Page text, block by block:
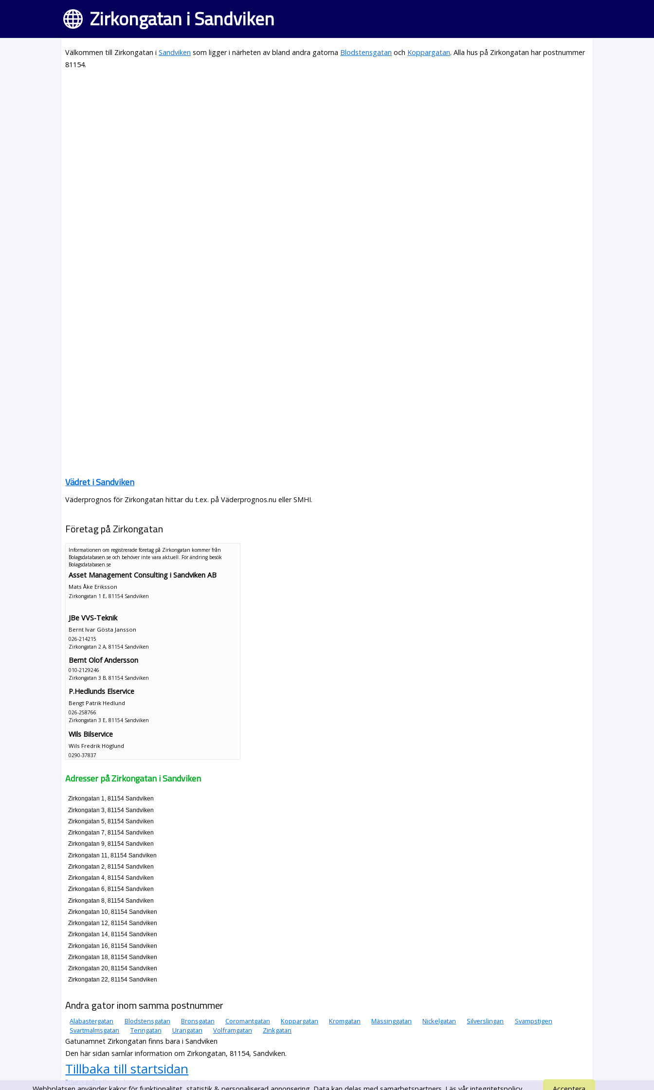
Zirkongatan i Sandviken
Välkommen till Zirkongatan iSandviken som ligger i närheten av bland andra gatorna Blodstensgatan och Koppargatan. Alla hus på Zirkongatan har postnummer
81154.
Vädret i Sandviken
Väderprognos för Zirkongatan hittar du t.ex. på Väderprognos.nu eller SMHI.
Företag på Zirkongatan
Informationen om registrerade företag på Zirkongatan kommer från
Bolagsdatabasen.se och behöver inte vara aktuell. För ändring besök
Bolagsdatabasen.se
Asset Management Consulting i Sandviken AB
Mats Åke Eriksson
Zirkongatan 1 E, 81154 Sandviken
JBe VVS-Teknik
Bernt Ivar Gösta Jansson
026-214215
Zirkongatan 2 A, 81154 Sandviken
Bernt Olof Andersson
010-2129246
Zirkongatan 3 B, 81154 Sandviken
P.Hedlunds Elservice
Bengt Patrik Hedlund
026-258766
Zirkongatan 3 E, 81154 Sandviken
Wils Bilservice
Wils Fredrik Höglund
0290-37837
Adresser på Zirkongatan i Sandviken
Zirkongatan 1, 81154 Sandviken
Zirkongatan 3, 81154 Sandviken
Zirkongatan 5, 81154 Sandviken
Zirkongatan 7, 81154 Sandviken
Zirkongatan 9, 81154 Sandviken
Zirkongatan 11, 81154 Sandviken
Zirkongatan 2, 81154 Sandviken
Zirkongatan 4, 81154 Sandviken
Zirkongatan 6, 81154 Sandviken
Zirkongatan 8, 81154 Sandviken
Zirkongatan 10, 81154 Sandviken
Zirkongatan 12, 81154 Sandviken
Zirkongatan 14, 81154 Sandviken
Zirkongatan 16, 81154 Sandviken
Zirkongatan 18, 81154 Sandviken
Zirkongatan 20, 81154 Sandviken
Zirkongatan 22, 81154 Sandviken
Andra gator inom samma postnummer
Alabastergatan Blodstensgatan Bronsgatan Coromantgatan Koppargatan Kromgatan Mässinggatan Nickelgatan Silverslingan
Svampstigen
Svartmalmsgatan
Tenngatan Urangatan Volframgatan Zinkgatan
Gatunamnet Zirkongatan finns bara i Sandviken
Den här sidan samlar information om Zirkongatan, 81154, Sandviken.
Tillbaka till startsidan
Privacy policyKontakt: kontakt (snabel-a) svenskaplatser.se